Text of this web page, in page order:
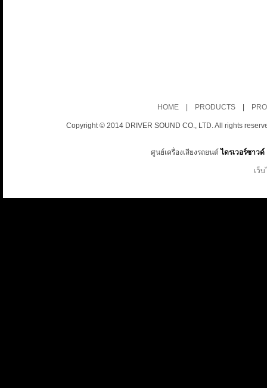
HOME| PRODUCTS|
Copyright © 2014 DRIVER SOUND CO., LTD. All rights
ศูนย์เครื่องเสียงรถยนต์ ไดรเวอร์ซาวด์
เว็